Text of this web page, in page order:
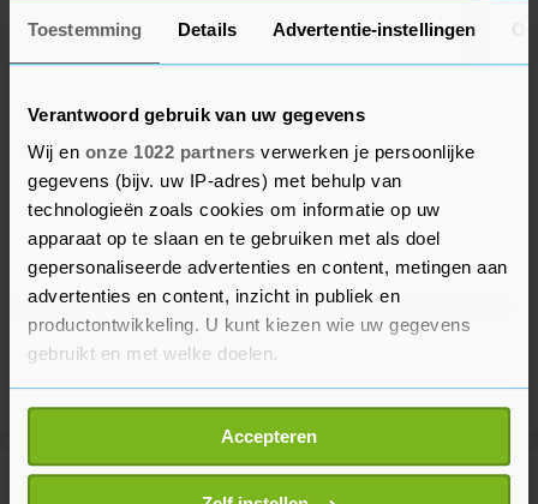
Toestemming Details Advertentie-instellingen
Verantwoord gebruik van uw gegevens
Wij en onze 1022 partners verwerken je persoonlijke
gegevens (bijv. uw IP-adres) met behulp van
technologieën zoals cookies om informatie op uw
apparaat op te slaan en te gebruiken met als doel
gepersonaliseerde advertenties en content, metingen aan
advertenties en content, inzicht in publiek en
productontwikkeling. U kunt kiezen wie uw gegevens
gebruikt en met welke doelen.
Als u het toestaat, willen we ook graag:
Informatie verzamelen over uw geografische
locatie, die tot een paar meter nauwkeurig kan zijn
Accepteren